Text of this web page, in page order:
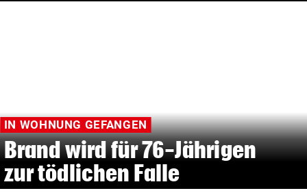
IN WOHNUNG GEFANGEN
Brand wird für 76-Jährigen
zur tödlichen Falle